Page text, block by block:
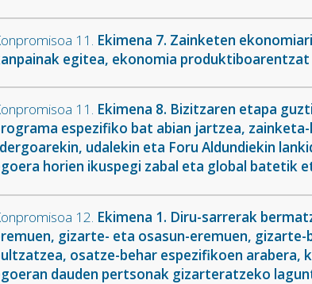
11. Ekimena 7. Zainketen
egitea, ekonomia
11. Ekimena 8. Bizitzaren etapa
espezifiko bat abian jartzea,
udalekin eta Foru Aldundiekin
horien ikuspegi zabal eta global batetik
12. Ekimena 1. Diru-sarrerak
gizarte- eta osasun-eremuen,
osatze-behar espezifikoen arabera,
dauden pertsonak gizarteratzeko